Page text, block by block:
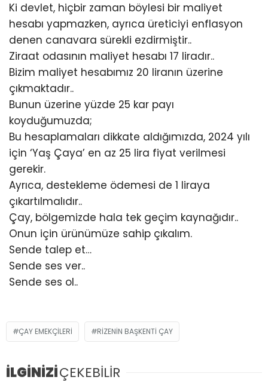
Ki devlet, hiçbir zaman böylesi bir maliyet
hesabı yapmazken, ayrıca üreticiyi enflasyon
denen canavara sürekli ezdirmiştir..
Ziraat odasının maliyet hesabı 17 liradır..
Bizim maliyet hesabımız 20 liranın üzerine
çıkmaktadır..
Bunun üzerine yüzde 25 kar payı
koyduğumuzda;
Bu hesaplamaları dikkate aldığımızda, 2024 yılı
için ‘Yaş Çaya’ en az 25 lira fiyat verilmesi
gerekir.
Ayrıca, destekleme ödemesi de 1 liraya
çıkartılmalıdır..
Çay, bölgemizde hala tek geçim kaynağıdır..
Onun için ürünümüze sahip çıkalım.
Sende talep et…
Sende ses ver..
Sende ses ol..
ÇAY EMEKÇİLERİ RİZENİN BAŞKENTİ ÇAY
İLGİNİZİÇEKEBİLİR